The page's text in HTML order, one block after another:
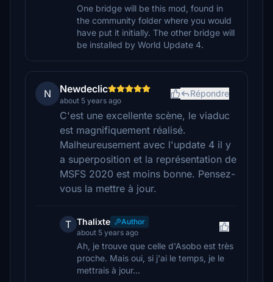
One bridge will be this mod, found in
the community folder where you would
have put it initially. The other bridge will
be installed by World Update 4.
N Newdeclic
about 5 years ago
Répondre
C'est une excellente scène, le viaduc
est magnifiquement réalisé.
Malheureusement avec l'update 4 il y
a superposition et la représentation de
MSFS 2020 est moins bonne. Pensez-
vous la mettre à jour.
T Thalixte
Author
about 5 years ago
Ah, je trouve que celle d'Asobo est très
proche. Mais oui, si j'ai le temps, je le
mettrais à jour...